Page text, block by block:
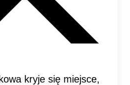
kryje się miejsce,